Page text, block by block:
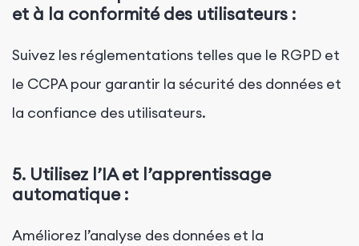
et à la conformité des utilisateurs :
Suivez les réglementations telles que le RGPD et
le CCPA pour garantir la sécurité des données et
la confiance des utilisateurs.
5. Utilisez l’IA et l’apprentissage
automatique :
Améliorez l’analyse des données et la